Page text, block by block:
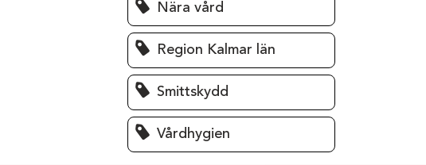
Nära vård
Region Kalmar län
Smittskydd
Vårdhygien